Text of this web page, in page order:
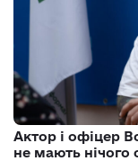
Актор і офіцер
не мають нічого